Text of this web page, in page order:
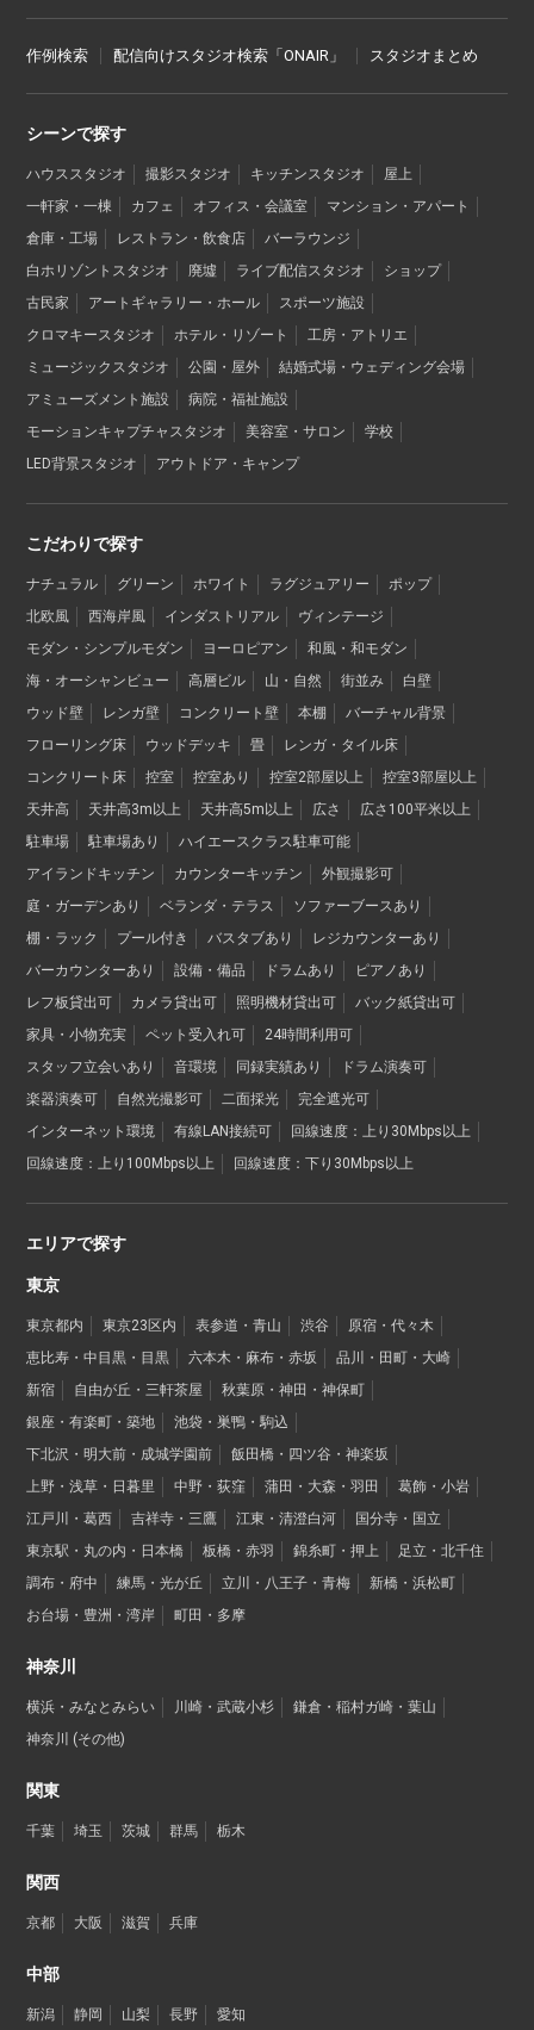
作例検索 配信向けスタジオ検索「ONAIR」 スタジオまとめ
シーンで探す
ハウススタジオ 撮影スタジオ キッチンスタジオ
屋上
一軒家・一棟
カフェ オフィス・会議室
マンション・アパート
倉庫・工場
レストラン・飲食店
バーラウンジ
白ホリゾントスタジオ
廃墟 ライブ配信スタジオ
ショップ
古民家
アートギャラリー・ホール
スポーツ施設
クロマキースタジオ
ホテル・リゾート
工房・アトリエ
ミュージックスタジオ
公園・屋外
結婚式場・ウェディング会場
アミューズメント施設
病院・福祉施設
モーションキャプチャスタジオ
美容室・サロン
学校
LED背景スタジオ
アウトドア・キャンプ
こだわりで探す
ナチュラル グリーン ホワイト ラグジュアリー
ポップ
北欧風
西海岸風 インダストリアル
ヴィンテージ
モダン・シンプルモダン
ヨーロピアン
和風・和モダン
海・オーシャンビュー
高層ビル 山・自然 街並み
白壁
ウッド壁
レンガ壁 コンクリート壁 本棚
バーチャル背景
フローリング床
ウッドデッキ 畳
レンガ・タイル床
コンクリート床
控室 控室あり 控室2部屋以上
控室3部屋以上
天井高
天井高3m以上 天井高5m以上 広さ
広さ100平米以上
駐車場
駐車場あり
ハイエースクラス駐車可能
アイランドキッチン
カウンターキッチン
外観撮影可
庭・ガーデンあり
ベランダ・テラス
ソファーブースあり
棚・ラック
プール付き バスタブあり
レジカウンターあり
バーカウンターあり
設備・備品 ドラムあり
ピアノあり
レフ板貸出可
カメラ貸出可 照明機材貸出可
バック紙貸出可
家具・小物充実
ペット受入れ可
24時間利用可
スタッフ立会いあり
音環境 同録実績あり
ドラム演奏可
楽器演奏可
自然光撮影可 二面採光
完全遮光可
インターネット環境
有線LAN接続可
回線速度：上り30Mbps以上
回線速度：上り100Mbps以上
回線速度：下り30Mbps以上
エリアで探す
東京
東京都内 東京23区内 表参道・青山 渋谷
原宿・代々木
恵比寿・中目黒・目黒
六本木・麻布・赤坂
品川・田町・大崎
新宿
自由が丘・三軒茶屋
秋葉原・神田・神保町
銀座・有楽町・築地
池袋・巣鴨・駒込
下北沢・明大前・成城学園前
飯田橋・四ツ谷・神楽坂
上野・浅草・日暮里
中野・荻窪 蒲田・大森・羽田
葛飾・小岩
江戸川・葛西
吉祥寺・三鷹 江東・清澄白河
国分寺・国立
東京駅・丸の内・日本橋
板橋・赤羽 錦糸町・押上
足立・北千住
調布・府中
練馬・光が丘 立川・八王子・青梅
新橋・浜松町
お台場・豊洲・湾岸
町田・多摩
神奈川
横浜・みなとみらい 川崎・武蔵小杉
鎌倉・稲村ガ崎・葉山
神奈川 (その他)
関東
千葉 埼玉 茨城 群馬 栃木
関西
京都 大阪 滋賀 兵庫
中部
新潟 静岡 山梨 長野 愛知